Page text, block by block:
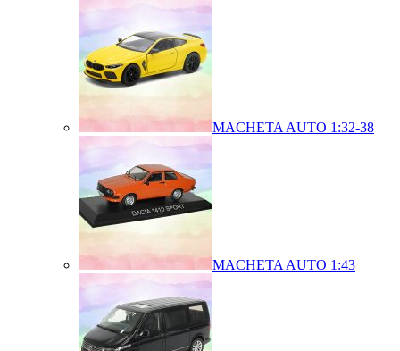
MACHETA AUTO 1:32-38
MACHETA AUTO 1:43